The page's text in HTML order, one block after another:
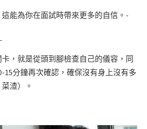
能為你在面試時帶來更多的自信。-
，就是從頭到腳檢查自己的儀容，同
15分鐘再次確認，確保沒有身上沒有多
渣）。